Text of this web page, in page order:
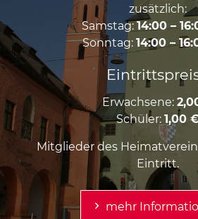
zusätzlich:
Samstag:14:00 –
Sonntag: 14:00 –
Erwachsene:
Schüler: 1,00
Mitglieder des
Eintritt.
mehr